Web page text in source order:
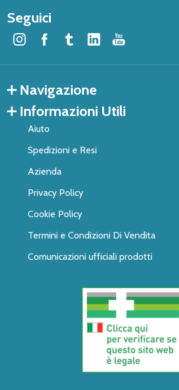
Seguici
Navigazione
Informazioni Utili
Aiuto
Spedizioni e Resi
Azienda
Privacy Policy
Cookie Policy
Termini e Condizioni Di Vendita
Comunicazioni ufficiali prodotti